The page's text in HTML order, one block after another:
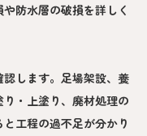
防水層の破損を詳しく
します。足場架設、養
・上塗り、廃材処理の
工程の過不足が分かり